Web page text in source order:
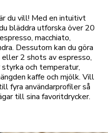
du vill! Med en intuitivt
bläddra utforska över 20
macchiato,
Dessutom kan du göra
2 shots av espresso,
och temperatur,
kaffe och mjölk. Vill
fyra användarprofiler så
till sina favoritdrycker.